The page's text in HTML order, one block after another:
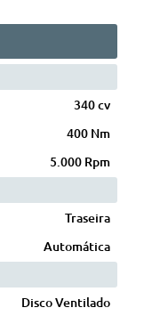
340 cv
400 Nm
5.000 Rpm
Traseira
Automática
Disco Ventilado